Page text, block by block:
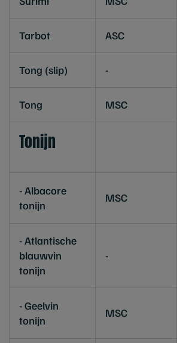
Tarbot ASC
Tong (slip) -
Tong MSC
Tonijn
- Albacore
tonijn
MSC
- Atlantische
blauwvin
tonijn
-
- Geelvin
tonijn
MSC